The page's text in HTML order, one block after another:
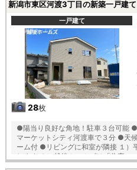
「耐震等級３」の家！ ■厳しい第三
W取得 ■「ベタ基礎」「地盤改良工
（最大３５年まで延長可） ■年中無
ー設置 ■浴室乾燥機で天候に左右されずお洗濯が
小学校 徒歩１７分 藤見中学校 徒
新潟市東区河渡3丁目の新築一戸建て
一戸建て
28枚
●陽当り良好な角地！駐車３台可能
マーケットシティ河渡車で３分 ●天
ーム付 ●リビングに和室が隣接 １）平日、土日祝日いつでもご案内いた
します ２）越後ホームズは「住宅ロ